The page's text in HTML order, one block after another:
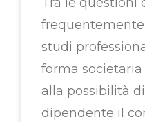
Tra le questioni
studi
forma
alla possibilità
dipendente il